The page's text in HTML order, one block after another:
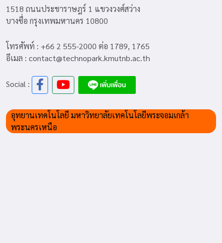
1518 ถนนประชาราษฎร์ 1 แขวงวงศ์สว่าง
บางซื่อ กรุงเทพมหานคร 10800
โทรศัพท์ : +66 2 555-2000 ต่อ 1789, 1765
อีเมล : contact@technopark.kmutnb.ac.th
Social :
อุทยานเทคโนโลยี มหาวิทยาลัยเทคโนโลยีพระจอมเกล้า
พระนครเหนือ